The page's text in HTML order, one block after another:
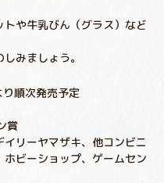
や牛乳びん（グラス）など
みましょう。
順次発売予定
賞
リーヤマザキ、他コンビニ
ビーショップ、ゲームセン